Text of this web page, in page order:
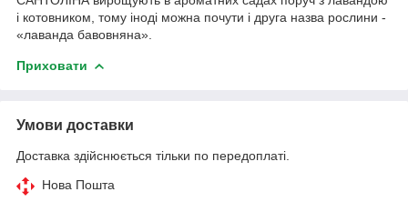
і котовником, тому іноді можна почути і друга назва рослини -
«лаванда бавовняна».
Приховати
Умови доставки
Доставка здійснюється тільки по передоплаті.
Нова Пошта